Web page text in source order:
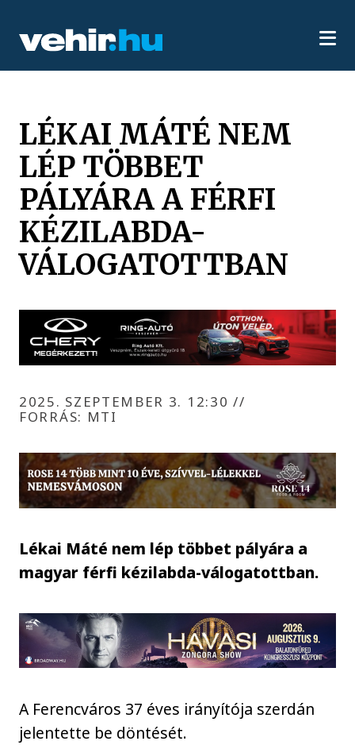
LÉKAI MÁTÉ NEM
LÉP TÖBBET
PÁLYÁRA A FÉRFI
KÉZILABDA-
VÁLOGATOTTBAN
2025. SZEPTEMBER 3. 12:30//
FORRÁS: MTI
Lékai Máté nem lép többet pályára a
magyar férfi kézilabda-válogatottban.
A Ferencváros 37 éves irányítója szerdán
jelentette be döntését.